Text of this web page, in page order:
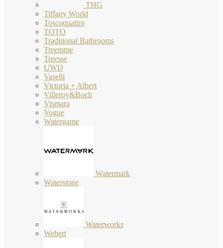
THG
Tiffany World
Toscoquattro
TOTO
Traditional Bathrooms
Treemme
Treesse
UWD
Vaselli
Victoria + Albert
Villeroy&Boch
Vismara
Vogue
Watergame
Watermark
Waterstone
Waterworks
Webert